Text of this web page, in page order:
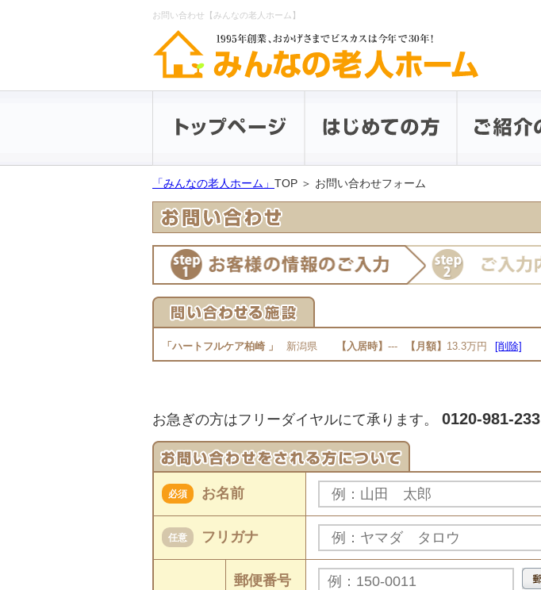
お問い合わせ【みんなの老人ホーム】
「みんなの老人ホーム」 TOP ＞ お問い合わせフォーム
「ハートフルケア柏崎 」 新潟県 【入居時】 --- 【月額】 13.3万円 [削除]
お急ぎの方はフリーダイヤルにて承ります。 0120-981-233
必須 お名前
任意 フリガナ
郵便番号